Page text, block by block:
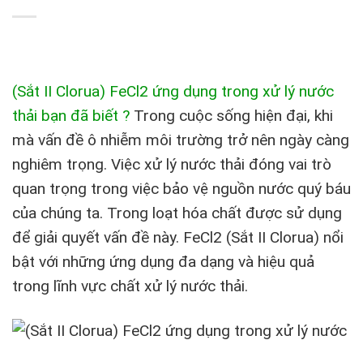
(Sắt II Clorua) FeCl2 ứng dụng trong xử lý nước
thải bạn đã biết ? Trong cuộc sống hiện đại, khi
mà vấn đề ô nhiễm môi trường trở nên ngày càng
nghiêm trọng. Việc xử lý nước thải đóng vai trò
quan trọng trong việc bảo vệ nguồn nước quý báu
của chúng ta.​​​​‌​‌‌‌‌​‌​​‌‌‌‌​​ Trong loạt hóa chất được sử dụng
để giải quyết vấn đề này. FeCl2 (Sắt II Clorua) nổi
bật với những ứng dụng đa dạng và hiệu quả
trong lĩnh vực chất xử lý nước thải.